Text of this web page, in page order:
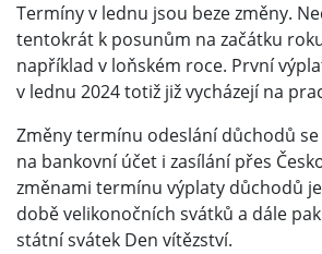
Termíny v lednu jsou beze změny.
tentokrát k posunům na začátku
například v loňském roce. První
v lednu 2024 totiž již vycházejí na
Změny termínu odeslání důchodů
na bankovní účet i zasílání přes
změnami termínu výplaty důchodů
době velikonočních svátků a dále
státní svátek Den vítězství.